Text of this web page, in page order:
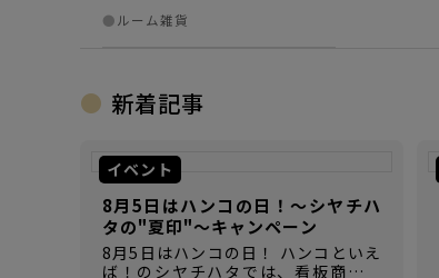
● ルーム雑貨
新着記事
イベント
8月5日はハンコの日！～シヤチハ
タの"夏印"～キャンペーン
8月5日はハンコの日！ ハンコといえ
ば！のシヤチハタでは、看板商品の